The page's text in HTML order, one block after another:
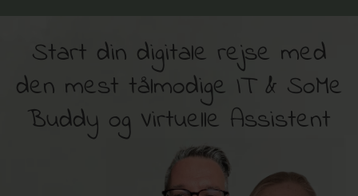
Start din digitale rejse med
den mest tålmodige IT & SoMe
Buddy og Virtuelle Assistent